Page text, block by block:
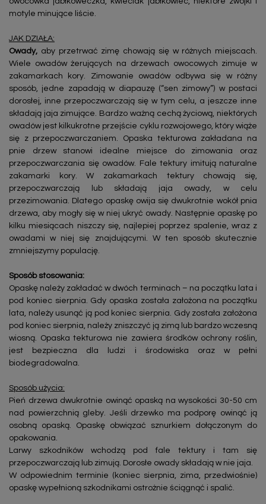
motyle minujące liście.
JAK DZIAŁA:
Owady, aby przetrwać zimę chowają się w różnych miejscach.
Wiele owadów żerujących na drzewach owocowych zimuje w
zakamarkach kory. Zimowanie owadów odbywa się w różny
sposób, jedne zapadają w diapauzę (“sen zimowy”) w postaci
dorosłej, inne przepoczwarczają się w tym celu, a jeszcze inne
składają jaja zimujące. Bardzo ważną cechą życiową, niektórych
owadów jest kilkukrotne przejście cyklu rozwojowego, który wiąże
się z przepoczwarczaniem. Opaska tekturowa zakładana na
pnie drzew stanowi idealne miejsce do zimowania oraz
przepoczwarczania się owadów. Fale tektury imitują naturalne
zakamarki kory. W zakamarkach tektury chowają się,
przepoczwarczają lub składają jaja owady, w celu
przezimowania. Dlatego opaskę owija się dwukrotnie wokół pnia
drzewa, aby mogły się w niej ukryć owady. Następnie opaskę po
kilku miesiącach niszczy się, najlepiej poprzez spalenie, wraz z
owadami w niej się znajdującymi. W ten sposób skutecznie
zmniejszymy populację.
Sposób stosowania:
Opaskę należy zakładać w dwóch terminach – na początku lata i
pod koniec sierpnia. Gdy opaska została założona na początku
lata, należy usunąć ją pod koniec sierpnia. Gdy została założona
pod koniec sierpnia, należy zniszczyć ją zimą lub bardzo wczesną
wiosną. Opaska tekturowa nie zawiera środków ochrony roślin,
jest bezpieczna dla ludzi i środowiska oraz w pełni
biodegradowalna.
Sposób użycia:
Pień drzewa dwukrotnie owinąć opaską na wysokości 30-50 cm
nad powierzchnią gleby. Jeśli drzewko ma podporę owinąć ją
osobną opaską. Opaskę obwiązać sznurkiem dołączonym do
opakowania.
Larwy szkodników wchodzą pod fale tektury i tam się
przepoczwarczają lub zimują. Dorosłe owady składają w nie jaja.
W odpowiednim terminie (koniec sierpnia, zima, przedwiośnie)
opaskę wypełnioną szkodnikami ostrożnie ściągnąć i spalić.